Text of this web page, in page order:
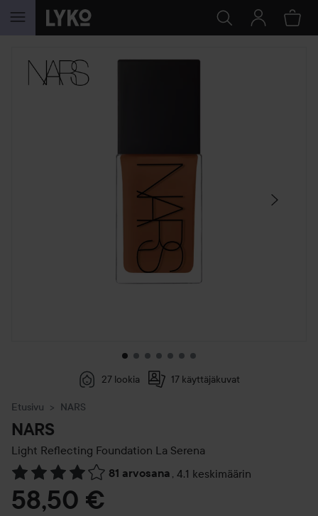
SIIRTYÄ JHK SISÄLTÖÖN
OHITA OSIO
27 lookia 17 käyttäjäkuvat
Etusivu NARS
NARS
Light Reflecting Foundation La Serena
81 arvosana , 4.1 keskimäärin
Siirtyä jhk Arvosana & kommentit
58,50 €